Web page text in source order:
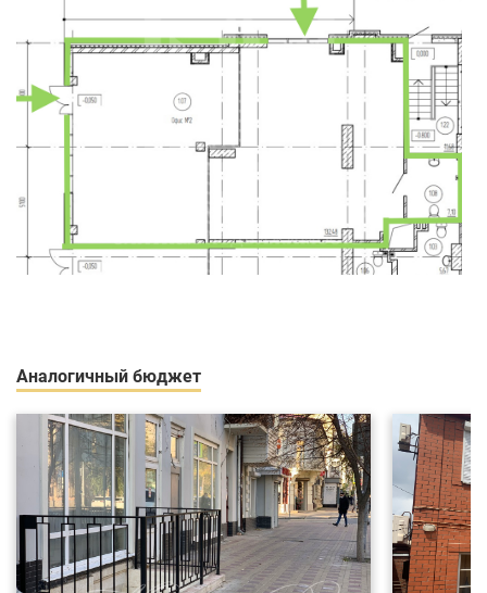
Аналогичный бюджет